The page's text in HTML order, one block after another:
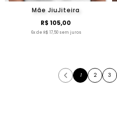
Mãe JiuJiteira
R$ 105,00
6x de R$ 17,50 sem juros
1 2 3